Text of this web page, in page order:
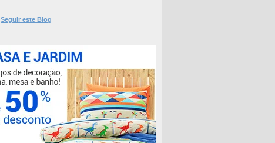
Seguir este Blog